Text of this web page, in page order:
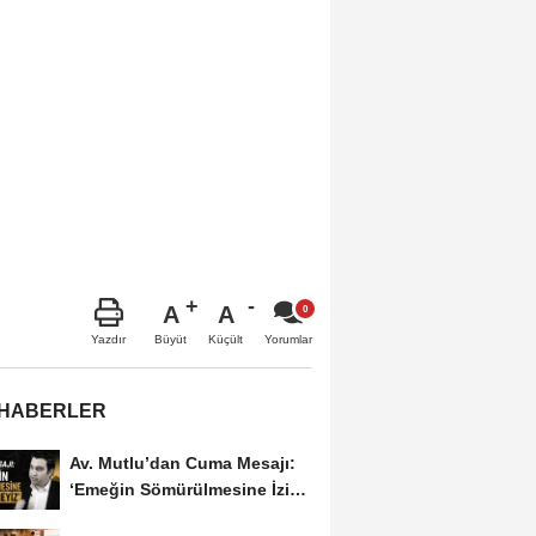
Yazdır
A
Büyüt
A
Küçült Yorumlar
Av. Mutlu’dan Cuma Mesajı:
‘Emeğin Sömürülmesine İzin